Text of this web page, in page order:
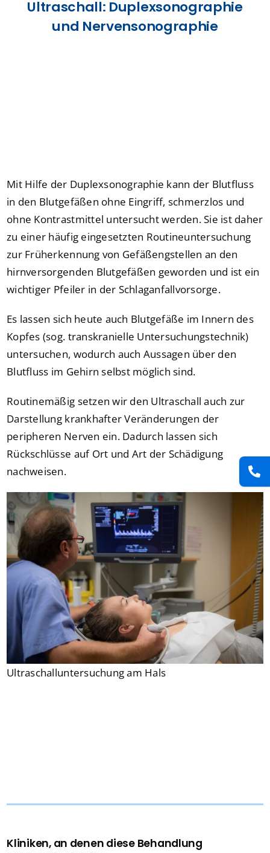
Presse
Ultraschall: Duplexsonographie
und Nervensonographie
Mit Hilfe der Duplexsonographie kann der Blutfluss
in den Blutgefäßen ohne Eingriff, schmerzlos und
ohne Kontrastmittel untersucht werden. Sie ist daher
zu einer häufig eingesetzten Routineuntersuchung
zur Früherkennung von Gefäßengstellen an den
hirnversorgenden Blutgefäßen geworden und ist ein
wichtiger Pfeiler in der Schlaganfallvorsorge.
Es lassen sich heute auch Blutgefäße im Innern des
Kopfes (sog. transkranielle Untersuchungstechnik)
untersuchen, wodurch auch Aussagen über den
Blutfluss im Gehirn selbst möglich sind.
Routinemäßig setzen wir den Ultraschall auch zur
Darstellung krankhafter Veränderungen der
peripheren Nerven ein. Dadurch lassen sich
Rückschlüsse auf Ort und Art der Schädigung
nachweisen.
Ultraschalluntersuchung am Hals
Kliniken, an denen diese Behandlung